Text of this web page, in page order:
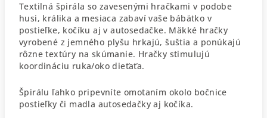
Textilná špirála so zavesenými hračkami v podobe
husi, králika a mesiaca zabaví vaše bábätko v
postieľke, kočíku aj v autosedačke. Mäkké hračky
vyrobené z jemného plyšu hrkajú, šuštia a ponúkajú
rôzne textúry na skúmanie. Hračky stimulujú
koordináciu ruka/oko dieťaťa.
Špirálu ľahko pripevníte omotaním okolo bočnice
postieľky či madla autosedačky aj kočíka.